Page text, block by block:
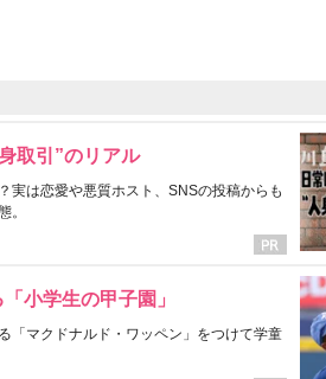
取引”のリアル
実は恋愛や悪質ホスト、SNSの投稿からも
。
小学生の甲子園」
「マクドナルド・ワッペン」をつけて学童